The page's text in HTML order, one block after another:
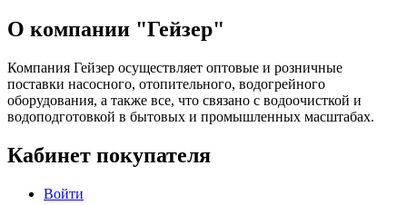
О компании "Гейзер"
Компания Гейзер осуществляет оптовые и розничные
поставки насосного, отопительного, водогрейного
оборудования, а также все, что связано с водоочисткой и
водоподготовкой в бытовых и промышленных масштабах.
Кабинет покупателя
Войти